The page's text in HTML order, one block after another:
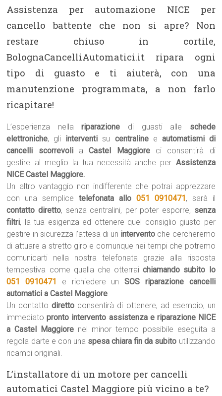
Assistenza per automazione NICE per
cancello battente che non si apre? Non
restare chiuso in cortile,
BolognaCancelliAutomatici.it ripara ogni
tipo di guasto e ti aiuterà, con una
manutenzione programmata, a non farlo
ricapitare!
L’esperienza nellariparazione di guasti alle schede
elettroniche, gli interventi su centralinee automatismi di
cancelli scorrevoliaCastel Maggiore ci consentirà di
gestire al meglio la tua necessità anche per Assistenza
NICE Castel Maggiore.
Un altro vantaggio non indifferente che potrai apprezzare
con una semplicetelefonata allo 051 0910471, sarà il
contatto diretto, senza centralini, per poter esporre, senza
filtri, la tua esigenza ed ottenere quel consiglio giusto per
gestire in sicurezza l’attesa di un intervento che cercheremo
di attuare a stretto giro e comunque nei tempi che potremo
comunicarti nella nostra telefonata grazie alla risposta
tempestiva come quella che otterraichiamando subito lo
051 0910471
e richiedere unSOS riparazione cancelli
automatici a Castel Maggiore.
Un contattodiretto consentirà di ottenere, ad esempio, un
immediatopronto intervento assistenza e riparazione NICE
a Castel Maggiore nel minor tempo possibile eseguita a
regola darte e con una spesa chiara fin da subito utilizzando
ricambi originali.
L’installatore di un motore per cancelli
automatici Castel Maggiore più vicino a te?